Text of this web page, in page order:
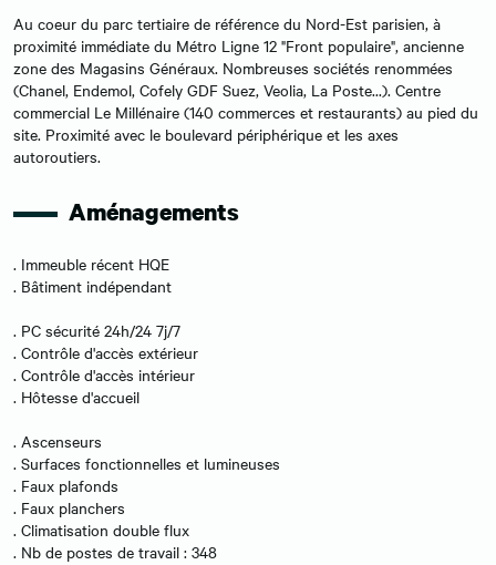
Au coeur du parc tertiaire de référence du Nord-Est parisien, à
proximité immédiate du Métro Ligne 12 "Front populaire", ancienne
zone des Magasins Généraux. Nombreuses sociétés renommées
(Chanel, Endemol, Cofely GDF Suez, Veolia, La Poste...). Centre
commercial Le Millénaire (140 commerces et restaurants) au pied du
site. Proximité avec le boulevard périphérique et les axes
autoroutiers.
Aménagements
. Immeuble récent HQE
. Bâtiment indépendant
. PC sécurité 24h/24 7j/7
. Contrôle d'accès extérieur
. Contrôle d'accès intérieur
. Hôtesse d'accueil
. Ascenseurs
. Surfaces fonctionnelles et lumineuses
. Faux plafonds
. Faux planchers
. Climatisation double flux
. Nb de postes de travail : 348